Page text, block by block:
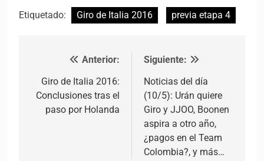
Etiquetado: Giro de Italia 2016 previa etapa 4
Navegación de entradas
Anterior:
Giro de Italia 2016:
Conclusiones tras el
paso por Holanda
Siguiente:
Noticias del día
(10/5): Urán quiere
Giro y JJOO, Boonen
aspira a otro año,
¿pagos en el Team
Colombia?, y más…